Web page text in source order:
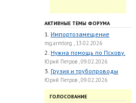
АКТИВНЫЕ ТЕМЫ ФОРУМА
1. Импортозамещение
mg.armtorg , 13.02.2026
2. Нужна помощь по Пскову.
Юрий Петров , 09.02.2026
3. Грузия и трубопроводы
Юрий Петров , 09.02.2026
ГОЛОСОВАНИЕ